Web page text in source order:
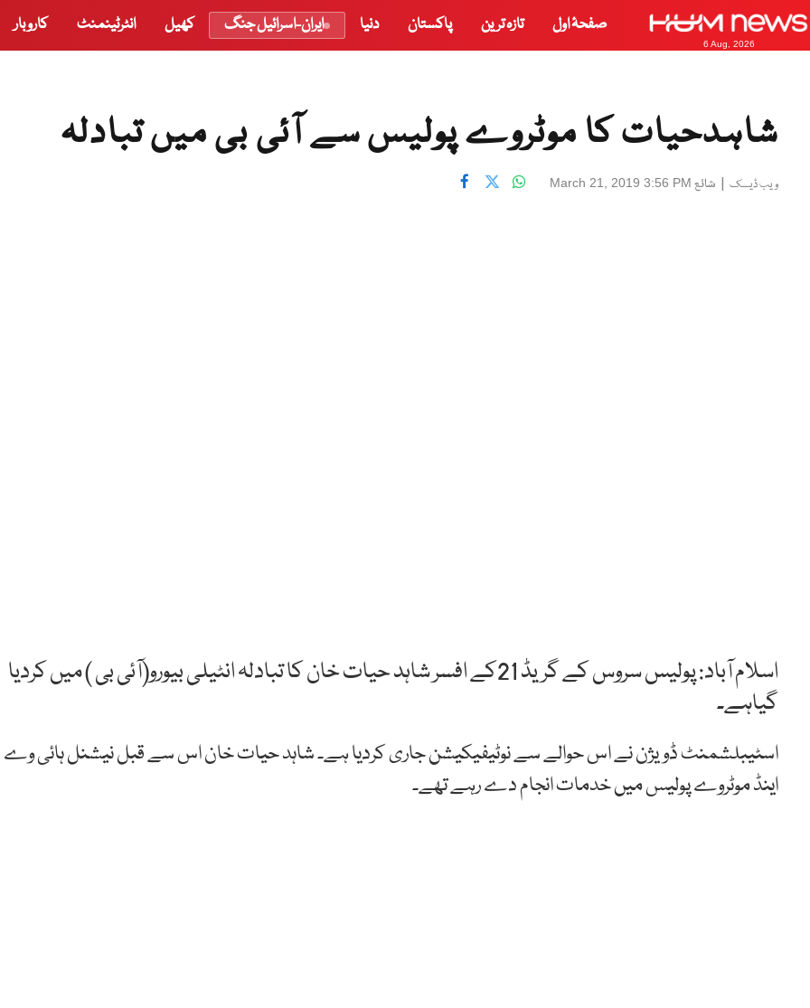
6 Aug, 2026
صفحۂ اول تازہ ترین پاکستان دنیا ایران-اسرائیل جنگ کھیل انٹرٹینمنٹ کاروبار
شاہدحیات کا موٹروے پولیس سے آئی بی میں تبادلہ
ویب ڈیسک | شائع March 21, 2019 3:56 PM
اسلام آباد: پولیس سروس کے گریڈ 21کے افسر شاہد حیات خان کا تبادلہ انٹیلی بیورو(آئی بی ) میں کردیا
گیاہے۔
اسٹیبلشمنٹ ڈویژن نے اس حوالے سے نوٹیفیکیشن جاری کردیا ہے۔ شاہد حیات خان اس سے قبل نیشنل ہائی وے
اینڈ موٹروے پولیس میں خدمات انجام دے رہے تھے۔